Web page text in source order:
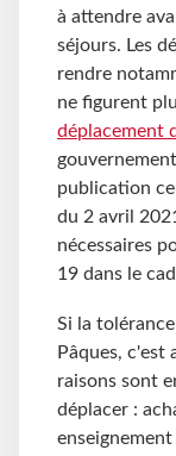
à attendre
séjours. Les
rendre
ne figurent
déplacement
publication
du 2 avril
nécessaires
19 dans le
Si la
Pâques, c'est
raisons sont
déplacer :